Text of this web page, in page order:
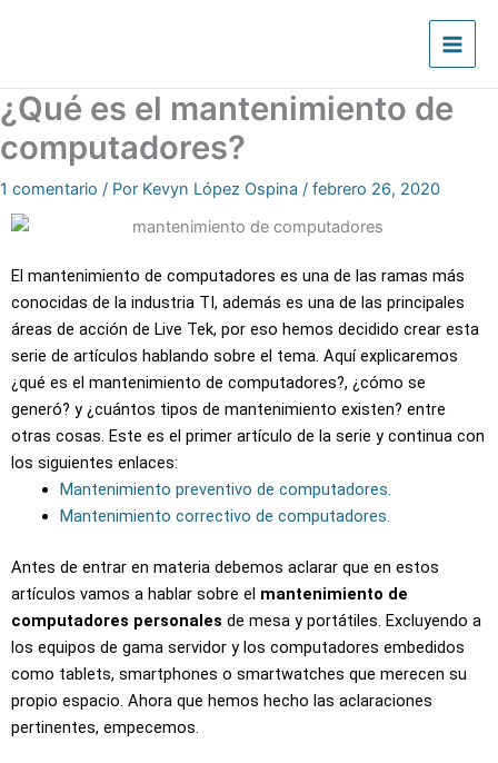
¿Qué es el mantenimiento de
computadores?
1 comentario / Por Kevyn López Ospina / febrero 26, 2020
El mantenimiento de computadores es una de las ramas más
conocidas de la industria TI, además es una de las principales
áreas de acción de Live Tek, por eso hemos decidido crear esta
serie de artículos hablando sobre el tema. Aquí explicaremos
¿qué es el mantenimiento de computadores?, ¿cómo se
generó? y ¿cuántos tipos de mantenimiento existen? entre
otras cosas. Este es el primer artículo de la serie y continua con
los siguientes enlaces:
Mantenimiento preventivo de computadores.
Mantenimiento correctivo de computadores.
Antes de entrar en materia debemos aclarar que en estos
artículos vamos a hablar sobre el mantenimiento de
computadores personales de mesa y portátiles. Excluyendo a
los equipos de gama servidor y los computadores embedidos
como tablets, smartphones o smartwatches que merecen su
propio espacio. Ahora que hemos hecho las aclaraciones
pertinentes, empecemos.